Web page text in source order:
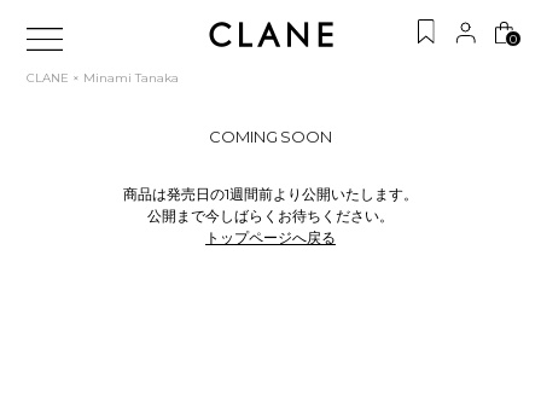
0
CLANE × Minami Tanaka
COMING SOON
商品は発売日の1週間前より公開いたします。
公開まで今しばらくお待ちください。
トップページへ戻る